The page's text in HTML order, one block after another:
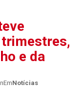
e da
EmNotícias